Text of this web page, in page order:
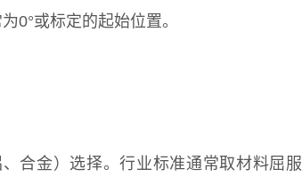
0°或标定的起始位置。
合金）选择。行业标准通常取材料屈